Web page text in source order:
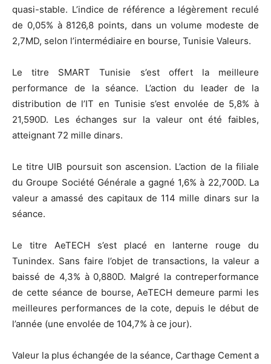
quasi-stable. L’indice de référence a légèrement reculé
de 0,05% à 8126,8 points, dans un volume modeste de
2,7MD, selon l’intermédiaire en bourse, Tunisie Valeurs.
Le titre SMART Tunisie s’est offert la meilleure
performance de la séance. L’action du leader de la
distribution de l’IT en Tunisie s’est envolée de 5,8% à
21,590D. Les échanges sur la valeur ont été faibles,
atteignant 72 mille dinars.
Le titre UIB poursuit son ascension. L’action de la filiale
du Groupe Société Générale a gagné 1,6% à 22,700D. La
valeur a amassé des capitaux de 114 mille dinars sur la
séance.
Le titre AeTECH s’est placé en lanterne rouge du
Tunindex. Sans faire l’objet de transactions, la valeur a
baissé de 4,3% à 0,880D. Malgré la contreperformance
de cette séance de bourse, AeTECH demeure parmi les
meilleures performances de la cote, depuis le début de
l’année (une envolée de 104,7% à ce jour).
Valeur la plus échangée de la séance, Carthage Cement a